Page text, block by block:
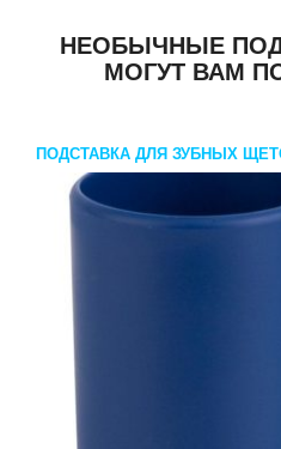
НЕОБЫЧНЫЕ
МОГУТ ВАМ
ПОДСТАВКА ДЛЯ ЗУБНЫХ
ЦВЕТА)